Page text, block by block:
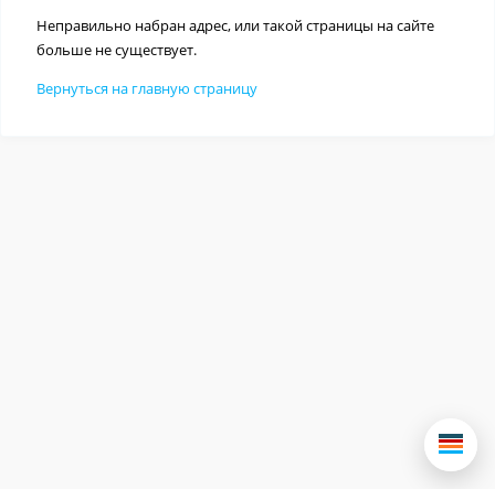
Неправильно набран адрес, или такой страницы на сайте
больше не существует.
Вернуться на главную страницу